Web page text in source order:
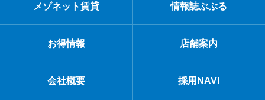
メゾネット賃貸 情報誌ぶぶる
お得情報 店舗案内
会社概要 採用NAVI